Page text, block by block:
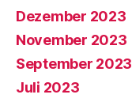
Dezember 2023
November 2023
September 2023
Juli 2023